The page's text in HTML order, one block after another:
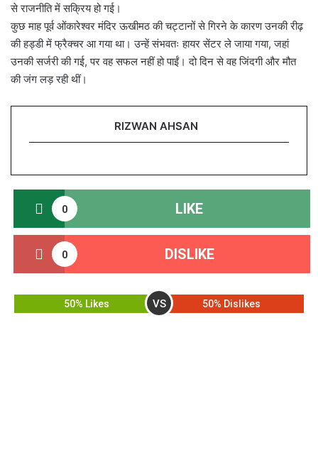
से राजनीति में सक्रिय हो गई।
कुछ माह पूर्व ओंकारेश्वर मंदिर ऊखीमठ की चट्टानों से गिरने के कारण उनकी रीढ़
की हड्डी में फ्रैक्चर आ गया था। उन्हें संभवतः हायर सेंटर ले जाया गया, जहां
उनकी सर्जरी की गई, पर वह सफल नहीं हो पाईं। दो दिन से वह जिंदगी और मौत
की जंग लड़ रही थीं।
RIZWAN AHSAN
0 LIKE
0 DISLIKE
50% Likes VS 50% Dislikes